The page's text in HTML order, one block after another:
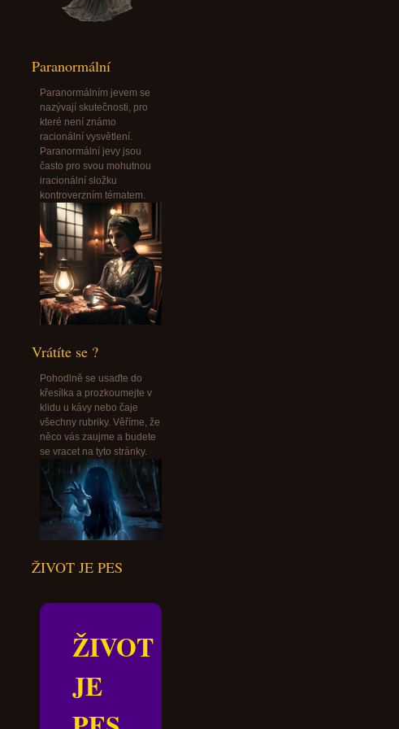
Paranormální
Paranormálním jevem se
nazývají skutečnosti, pro
které není známo
racionální vysvětlení.
Paranormální jevy jsou
často pro svou mohutnou
iracionální složku
kontroverzním tématem.
Vrátíte se ?
Pohodlně se usaďte do
křesílka a prozkoumejte v
klidu u kávy nebo čaje
všechny rubriky. Věříme, že
něco vás zaujme a budete
se vracet na tyto stránky.
ŽIVOT JE PES
ŽIVOT
JE